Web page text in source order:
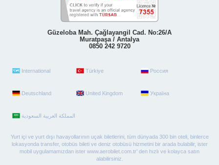
Güzeloba Mah. Çağlayangil Cad. No:26/A
Muratpaşa / Antalya
0850 242 9720
International Türkiye Россия
Deutschland United Kingdom Україна
Yurt içi ve yurt dışı havayollarının uçak biletlerini, tüm dünyada 300 bin oteli, binlerce
lokasyonda transfer, otobüs bileti ve deniz otobüsü hizmetini bir arada bulabilir, ister
mobil uygulamamızdan ister www.aerobilet.com.tr’ den hızlı ve kolayca satın
alabilirsiniz.